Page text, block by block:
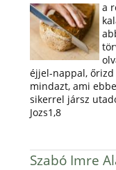
a
éjjel-nappal,
mindazt, ami
sikerrel jársz
Jozs1,8
Szabó Imre